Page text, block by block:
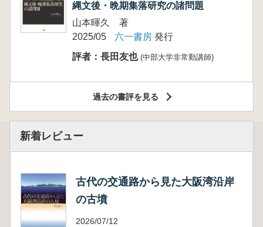
縄文後・晩期集落研究の諸問題
山本暉久 著
2025/05
六一書房 発行
評者：長田友也 (中部大学非常勤講師)
過去の書評を見る
新着レビュー
古代の交通路から見た大阪湾沿岸
の古墳
2026/07/12